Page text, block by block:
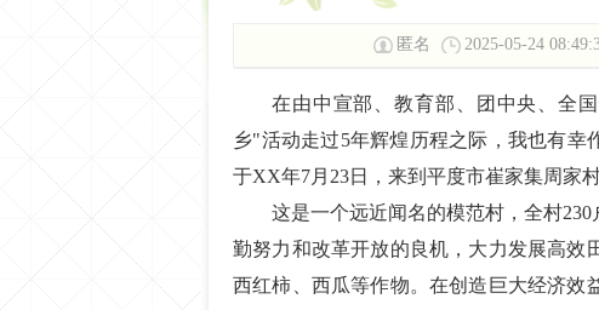
匿名 2025-05-24
在由中宣部、教育部、团中央、全
乡"活动走过5年辉煌历程之际，我也有幸
于XX年7月23日，来到平度市崔家集周家
这是一个远近闻名的模范村，全村
勤努力和改革开放的良机，大力发展高效
西红柿、西瓜等作物。在创造巨大经济效